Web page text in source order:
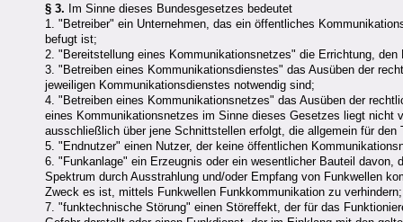
§ 3. Im Sinne dieses Bundesgesetzes bedeutet
1. "Betreiber" ein Unternehmen, das ein öffentliches
befugt ist;
2. "Bereitstellung eines Kommunikationsnetzes" die Errichtung,
3. "Betreiben eines Kommunikationsdienstes" das Ausüben der
jeweiligen Kommunikationsdienstes notwendig sind;
4. "Betreiben eines Kommunikationsnetzes" das Ausüben der
eines Kommunikationsnetzes im Sinne dieses Gesetzes liegt nicht
ausschließlich über jene Schnittstellen erfolgt, die allgemein für den
5. "Endnutzer" einen Nutzer, der keine öffentlichen
6. "Funkanlage" ein Erzeugnis oder ein wesentlicher Bauteil
Spektrum durch Ausstrahlung und/oder Empfang von Funkwellen
Zweck es ist, mittels Funkwellen Funkkommunikation zu verhindern;
7. "funktechnische Störung" einen Störeffekt, der für das